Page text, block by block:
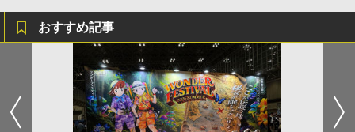
おすすめ記事